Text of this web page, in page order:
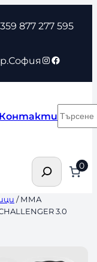
877 277 595
Instagram
Facebook
Контакти
Търсене 0
/ ММА
3.0